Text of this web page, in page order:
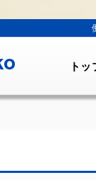
トッ